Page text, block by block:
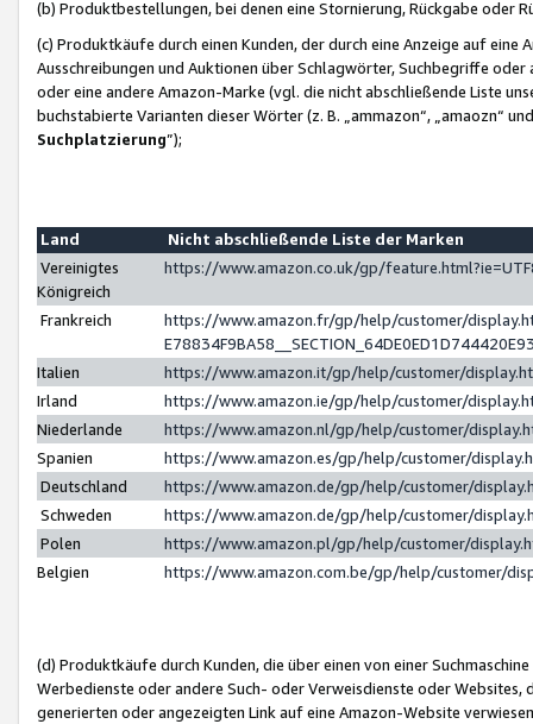
(b) Produktbestellungen, bei denen eine Stornierung, Rückgabe oder
(c) Produktkäufe durch einen Kunden, der durch eine Anzeige auf
Ausschreibungen und Auktionen über Schlagwörter, Suchbegriffe
oder eine andere Amazon-Marke (vgl. die nicht abschließende Liste
buchstabierte Varianten dieser Wörter (z. B. „ammazon“, „amaozn“
Suchplatzierung”);
Land
Nicht abschließende Liste der Marken
Vereinigtes
Königreich
https://www.amazon.co.uk/gp/
Frankreich
https://www.amazon.fr/gp/help/customer/
Italien
https://www.amazon.it/gp/help/customer/
Irland
https://www.amazon.ie/gp/help/customer/
Niederlande
https://www.amazon.nl/gp/help/customer/
Spanien
https://www.amazon.es/gp/help/customer/
Deutschland
https://www.amazon.de/gp/help/customer/
Schweden
https://www.amazon.de/gp/help/customer/
Polen
https://www.amazon.pl/gp/help/customer/
Belgien
https://www.amazon.com.be/gp/help/customer/
(d) Produktkäufe durch Kunden, die über einen von einer
Werbedienste oder andere Such- oder Verweisdienste oder Websites,
generierten oder angezeigten Link auf eine Amazon-Website